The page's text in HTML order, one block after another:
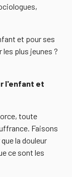
et pour ses
plus jeunes ?
l'enfant et
toute
Faisons
la douleur
ce sont les